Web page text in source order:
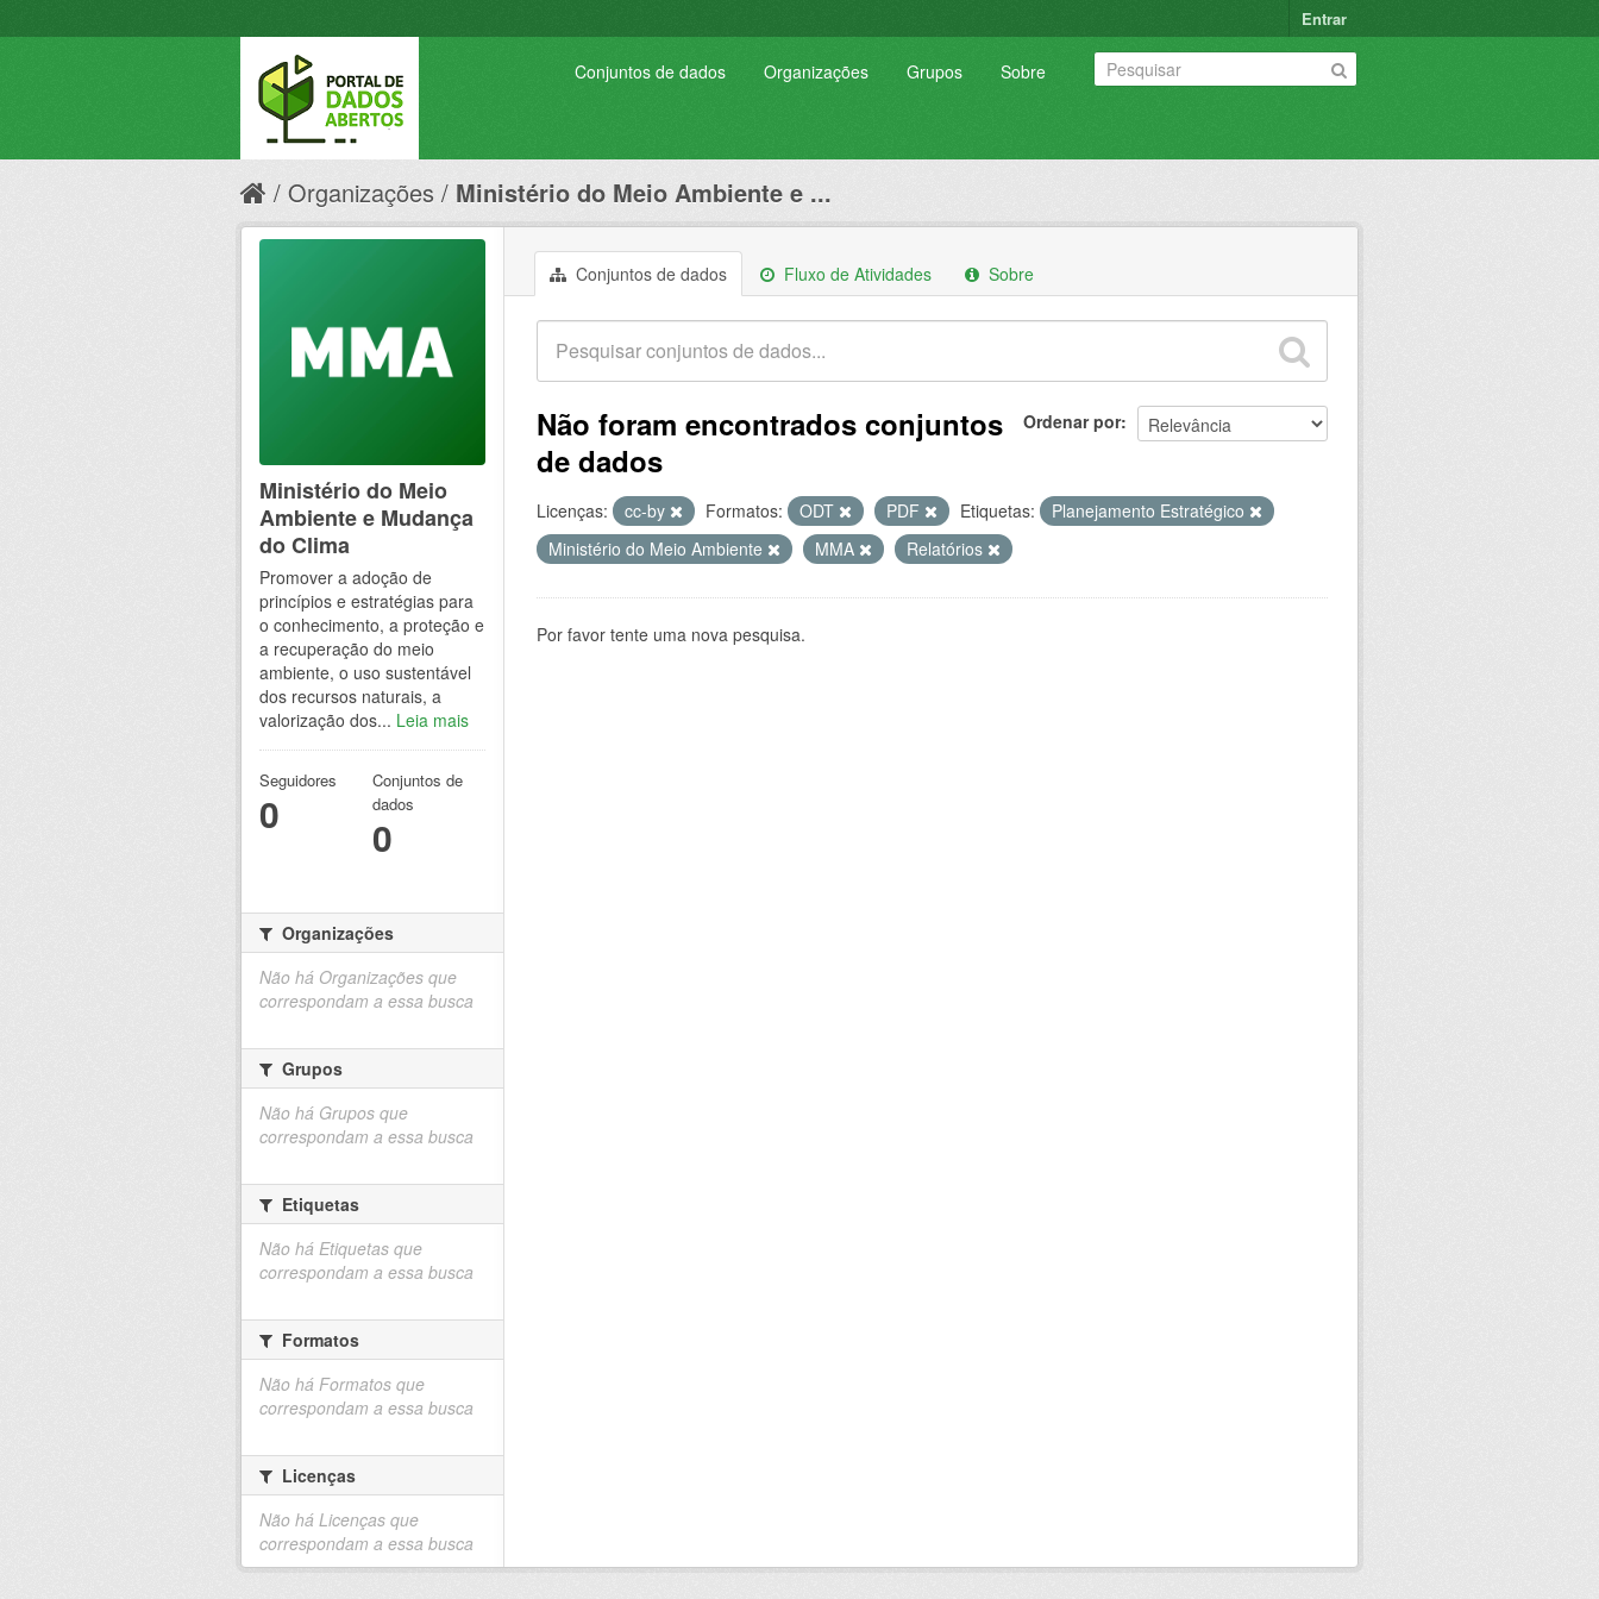
Entrar
Conjuntos de dados Organizações Grupos Sobre
Organizações Ministério do Meio Ambiente e ...
Conjuntos de dados Fluxo de Atividades Sobre
Ordenar por
Não foram encontrados conjuntos
de dados
Licenças: cc-by Formatos: ODT PDF Etiquetas:
Planejamento Estratégico
Ministério do Meio Ambiente
MMA Relatórios
Por favor tente uma nova pesquisa.
Ministério do Meio
Ambiente e Mudança
do Clima
Promover a adoção de
princípios e estratégias para
o conhecimento, a proteção e
a recuperação do meio
ambiente, o uso sustentável
dos recursos naturais, a
valorização dos... Leia mais
Seguidores
0
Conjuntos de
dados
0
Organizações
Não há Organizações que
correspondam a essa busca
Grupos
Não há Grupos que
correspondam a essa busca
Etiquetas
Não há Etiquetas que
correspondam a essa busca
Formatos
Não há Formatos que
correspondam a essa busca
Licenças
Não há Licenças que
correspondam a essa busca